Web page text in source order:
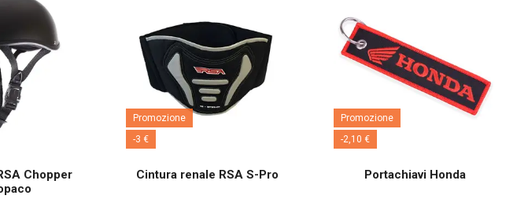
Chopper
Promozione
-3 €
Cintura renale RSA S-Pro
Promozione
-2,10 €
Portachiavi Honda